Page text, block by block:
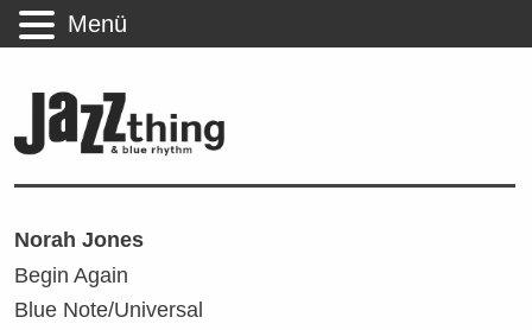
Norah Jones
Begin Again
Blue Note/Universal
Menü